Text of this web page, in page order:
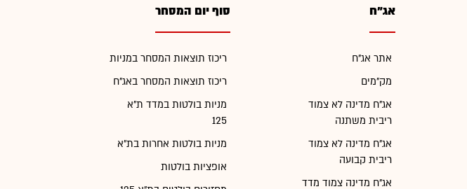
אג"ח
אתר אג"ח
מק"מים
אג"ח מדינה לא צמוד
ריבית משתנה
אג"ח מדינה לא צמוד
ריבית קבועה
אג"ח מדינה צמוד מדד
סוף יום המסחר
ריכוז תוצאות המסחר במניות
ריכוז תוצאות המסחר באג"ח
מניות בולטות במדד ת"א
125
מניות בולטות אחרות בת"א
אופציות בולטות